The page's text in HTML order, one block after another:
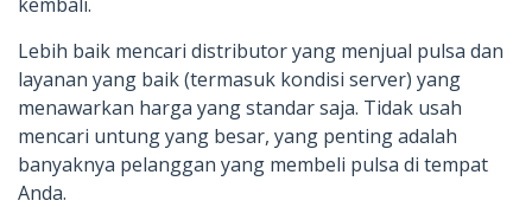
Lebih baik mencari distributor yang menjual pulsa dan
layanan yang baik (termasuk kondisi server) yang
menawarkan harga yang standar saja. Tidak usah
mencari untung yang besar, yang penting adalah
banyaknya pelanggan yang membeli pulsa di tempat
Anda.